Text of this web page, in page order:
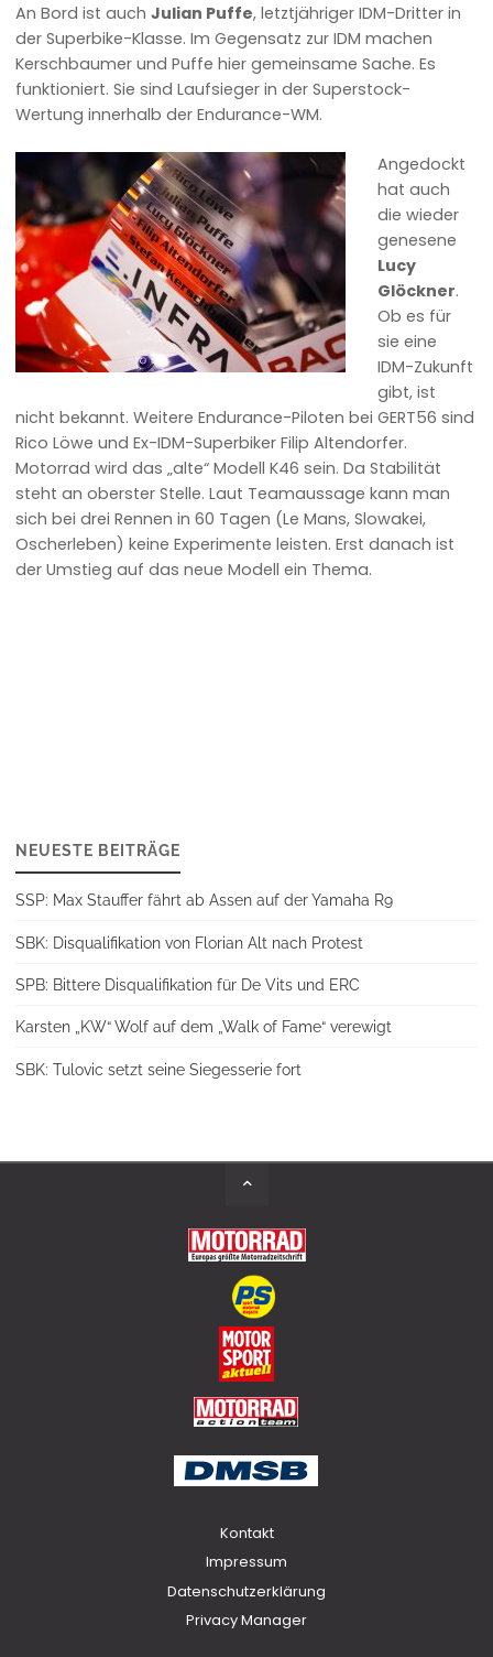
An Bord ist auchJulian Puffe, letztjähriger IDM-Dritter in
der Superbike-Klasse. Im Gegensatz zur IDM machen
Kerschbaumer und Puffe hier gemeinsame Sache. Es
funktioniert. Sie sind Laufsieger in der Superstock-
Wertung innerhalb der Endurance-WM.
Angedockt
hat auch
die wieder
genesene
Lucy
Glöckner.
Ob es für
sie eine
IDM-Zukunft
gibt, ist
nicht bekannt. Weitere Endurance-Piloten bei GERT56 sind
Rico Löwe und Ex-IDM-Superbiker Filip Altendorfer.
Motorrad wird das „alte“ Modell K46 sein. Da Stabilität
steht an oberster Stelle. Laut Teamaussage kann man
sich bei drei Rennen in 60 Tagen (Le Mans, Slowakei,
Oscherleben) keine Experimente leisten. Erst danach ist
der Umstieg auf das neue Modell ein Thema.
NEUESTE BEITRÄGE
SSP: Max Stauffer fährt ab Assen auf der Yamaha R9
SBK: Disqualifikation von Florian Alt nach Protest
SPB: Bittere Disqualifikation für De Vits und ERC
Karsten „KW“ Wolf auf dem „Walk of Fame“ verewigt
SBK: Tulovic setzt seine Siegesserie fort
Kontakt
Impressum
Datenschutzerklärung
Privacy Manager
Back